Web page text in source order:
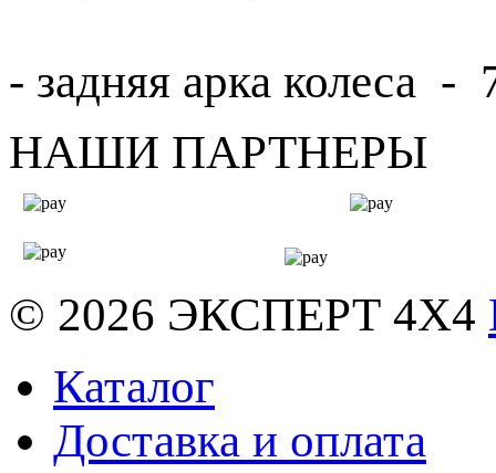
- задняя арка колеса -
НАШИ ПАРТНЕРЫ
© 2026 ЭКСПЕРТ 4Х4
Каталог
Доставка и оплата